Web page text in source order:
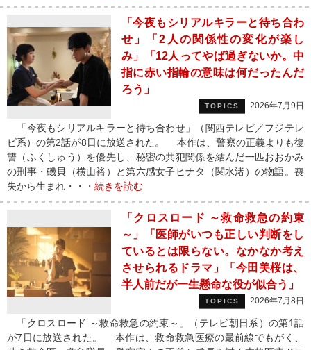
「今夜もシリアルキラーと待ち合わ
せ」「2人の関係性の変化が楽し
み」「12人ってやば過ぎないか。中
指に赤い指輪の意味は何だったんだ
ろう」
TOPICS 2026年7月9日
「今夜もシリアルキラーと待ち合わせ」（関西テレビ／フジテレ
ビ系）の第2話が8日に放送された。 本作は、警察の正義よりも復
讐（ふくしゅう）を優先し、秘密の共犯関係を結んだ一匹おおかみ
の刑事・磯貝（横山裕）と第六感女子ヒナタ（関水渚）の物語。喪
失から生まれ・・・ 続きを読む
「クロスロード ～救命救急の約束
～」「医師がいつも正しい判断をし
ているとは限らない。なかなか考え
させられるドラマ」「今田美桜は、
半人前だが一生懸命な役が似合う」
TOPICS 2026年7月8日
「クロスロード ～救命救急の約束～」（テレビ朝日系）の第1話
が7日に放送された。 本作は、救命救急医療の最前線でもがく、